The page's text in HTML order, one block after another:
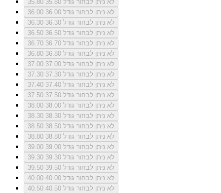
35.80
לא ניתן לבחור גודל 35.80
36.00
לא ניתן לבחור גודל 36.00
36.30
לא ניתן לבחור גודל 36.30
36.50
לא ניתן לבחור גודל 36.50
36.70
לא ניתן לבחור גודל 36.70
36.80
לא ניתן לבחור גודל 36.80
37.00
לא ניתן לבחור גודל 37.00
37.30
לא ניתן לבחור גודל 37.30
37.40
לא ניתן לבחור גודל 37.40
37.50
לא ניתן לבחור גודל 37.50
38.00
לא ניתן לבחור גודל 38.00
38.30
לא ניתן לבחור גודל 38.30
38.50
לא ניתן לבחור גודל 38.50
38.80
לא ניתן לבחור גודל 38.80
39.00
לא ניתן לבחור גודל 39.00
39.30
לא ניתן לבחור גודל 39.30
39.50
לא ניתן לבחור גודל 39.50
40.00
לא ניתן לבחור גודל 40.00
40.50
לא ניתן לבחור גודל 40.50